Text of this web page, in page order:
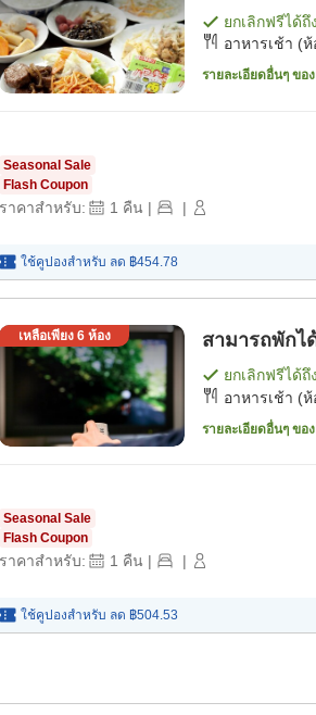
ยกเลิกฟรีได้ถึง
อาหารเช้า (
รายละเอียดอื่นๆ ขอ
Seasonal Sale
Flash Coupon
ราคาสำหรับ: 1 คืน | |
ใช้คูปองสำหรับ ลด ฿454.78
เหลือเพียง 6ห้อง สามารถพักไ
ยกเลิกฟรีได้ถึง
อาหารเช้า (
รายละเอียดอื่นๆ ขอ
Seasonal Sale
Flash Coupon
ราคาสำหรับ: 1 คืน | |
ใช้คูปองสำหรับ ลด ฿504.53